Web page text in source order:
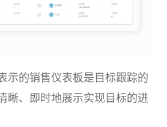
示的销售仪表板是目标跟踪的
晰、即时地展示实现目标的进